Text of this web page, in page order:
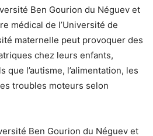
Ben Gourion du Néguev et
médical de l’Université de
maternelle peut provoquer des
chez leurs enfants,
l’autisme, l’alimentation, les
troubles moteurs selon
Ben Gourion du Néguev et